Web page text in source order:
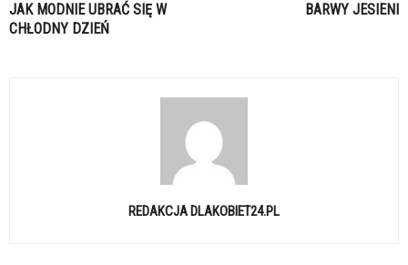
JAK MODNIE UBRAĆ SIĘ W
CHŁODNY DZIEŃ
BARWY JESIENI
REDAKCJA DLAKOBIET24.PL